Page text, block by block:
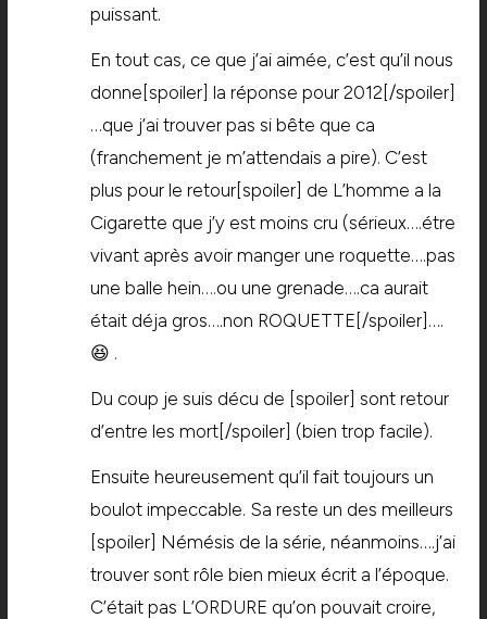
puissant.
En tout cas, ce que j’ai aimée, c’est qu’il nous
donne[spoiler] la réponse pour 2012[/spoiler]
…que j’ai trouver pas si bête que ca
(franchement je m’attendais a pire). C’est
plus pour le retour[spoiler] de L’homme a la
Cigarette que j’y est moins cru (sérieux….étre
vivant après avoir manger une roquette….pas
une balle hein….ou une grenade….ca aurait
était déja gros….non ROQUETTE[/spoiler]….
😆 .
Du coup je suis décu de [spoiler] sont retour
d’entre les mort[/spoiler] (bien trop facile).
Ensuite heureusement qu’il fait toujours un
boulot impeccable. Sa reste un des meilleurs
[spoiler] Némésis de la série, néanmoins….j’ai
trouver sont rôle bien mieux écrit a l’époque.
C’était pas L’ORDURE qu’on pouvait croire,